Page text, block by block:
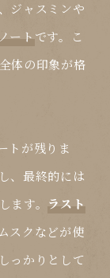
ジャスミンや
ート です。こ
体の印象が格
トが残りま
、最終的には
ます。 ラスト
スクなどが使
っかりとして